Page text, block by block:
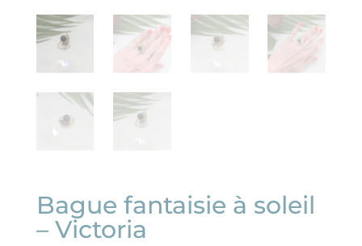
Bague fantaisie à soleil
– Victoria